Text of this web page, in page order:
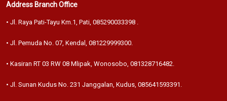
Address Branch Office
• Jl. Raya Pati-Tayu Km.1, Pati, 085290033398 .
• Jl. Pemuda No. 07, Kendal, 081229999300.
• Kasiran RT 03 RW 08 Mlipak, Wonosobo, 081328716482.
• Jl. Sunan Kudus No. 231 Janggalan, Kudus, 085641593391 .